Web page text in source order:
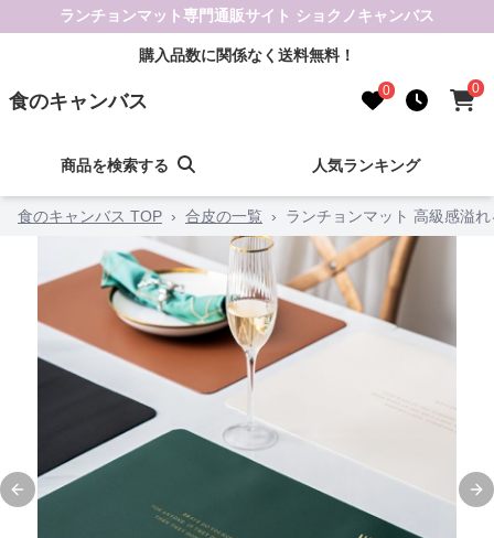
ランチョンマット専門通販サイト ショクノキャンバス
購入品数に関係なく送料無料！
食のキャンバス 0 0
商品を検索する 人気ランキング
食のキャンバス TOP › 合皮の一覧 › ランチョンマット 高級感溢
Previous slide